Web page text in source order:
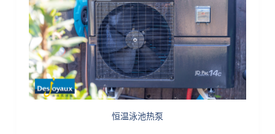
恒温泳池热泵